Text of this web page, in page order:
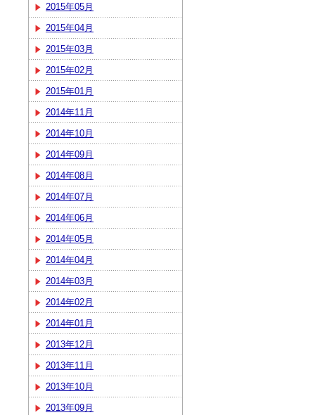
2015年05月
2015年04月
2015年03月
2015年02月
2015年01月
2014年11月
2014年10月
2014年09月
2014年08月
2014年07月
2014年06月
2014年05月
2014年04月
2014年03月
2014年02月
2014年01月
2013年12月
2013年11月
2013年10月
2013年09月